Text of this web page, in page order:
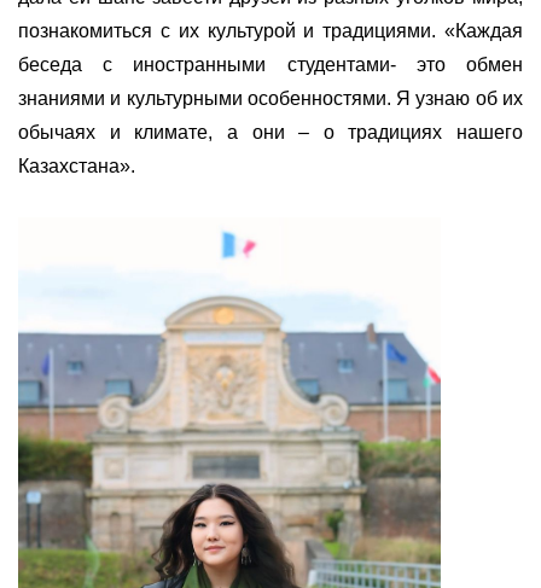
познакомиться с их культурой и традициями. «Каждая
беседа с иностранными студентами- это обмен
знаниями и культурными особенностями. Я узнаю об их
обычаях и климате, а они – о традициях нашего
Казахстана».